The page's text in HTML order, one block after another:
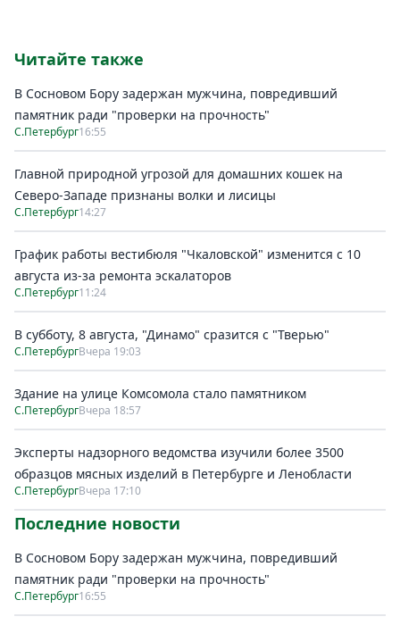
Читайте также
В Сосновом Бору задержан мужчина, повредивший
памятник ради "проверки на прочность"
С.Петербург16:55
Главной природной угрозой для домашних кошек на
Северо-Западе признаны волки и лисицы
С.Петербург14:27
График работы вестибюля "Чкаловской" изменится с 10
августа из-за ремонта эскалаторов
С.Петербург11:24
В субботу, 8 августа, "Динамо" сразится с "Тверью"
С.ПетербургВчера 19:03
Здание на улице Комсомола стало памятником
С.ПетербургВчера 18:57
Эксперты надзорного ведомства изучили более 3500
образцов мясных изделий в Петербурге и Ленобласти
С.ПетербургВчера 17:10
Последние новости
В Сосновом Бору задержан мужчина, повредивший
памятник ради "проверки на прочность"
С.Петербург16:55